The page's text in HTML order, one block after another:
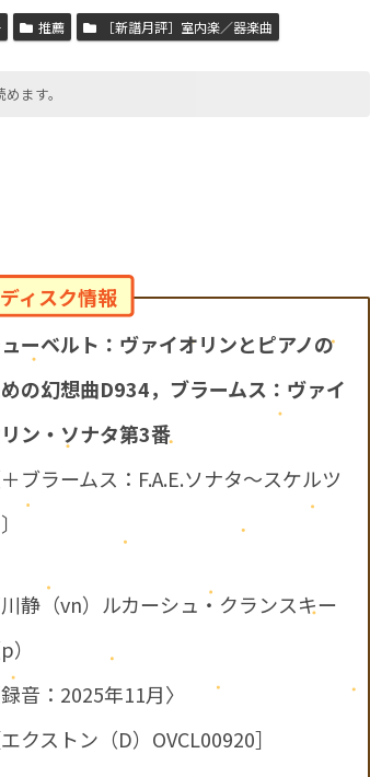
推薦 ［新譜月評］室内楽／器楽曲
ます。
ディスク情報
ーベルト：ヴァイオリンとピアノの
の幻想曲D934，ブラームス：ヴァイ
ン・ソナタ第3番
＋ブラームス：F.A.E.ソナタ～スケルツ
静（vn）ルカーシュ・クランスキー
）
録音：2025年11月〉
エクストン（D）OVCL00920］